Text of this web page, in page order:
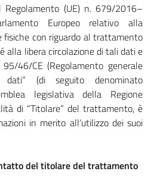
Regolamento (UE) n. 679/2016–
Europeo relativo alla
fisiche con riguardo al trattamento
alla libera circolazione di tali dati e
46/CE (Regolamento generale
(di seguito denominato
legislativa della Regione
di “Titolare” del trattamento, è
in merito all’utilizzo dei suoi
del titolare del trattamento